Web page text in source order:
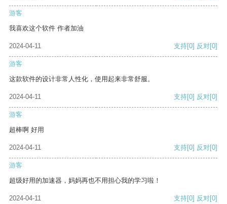
游客
我喜欢这个软件 作者加油
2024-04-11 支持[0] 反对[0]
游客
这款软件的设计非常人性化，使用起来非常舒服。
2024-04-11 支持[0] 反对[0]
游客
超棒啊 好用
2024-04-11 支持[0] 反对[0]
游客
超级好用的加速器，妈妈再也不用担心我的学习啦！
2024-04-11 支持[0] 反对[0]